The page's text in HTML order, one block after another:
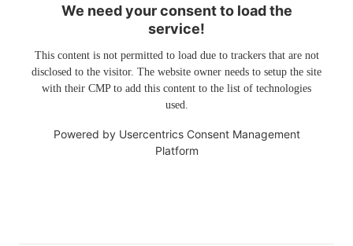
We need your consent to load the
service!
This content is not permitted to load due to trackers that are not
disclosed to the visitor. The website owner needs to setup the site
with their CMP to add this content to the list of technologies
used.
Powered by Usercentrics Consent Management
Platform